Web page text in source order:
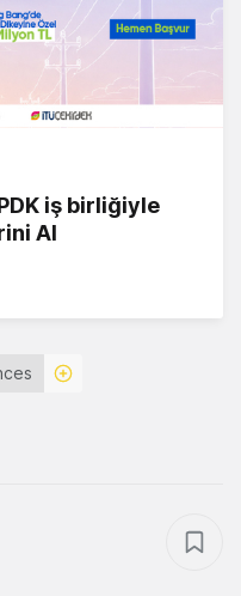
iş birliğiyle
Al